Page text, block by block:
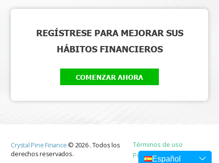
Español
REGÍSTRESE PARA MEJORAR SUS
HÁBITOS FINANCIEROS
COMENZAR AHORA
Crystal Pine Finance © 2026. Todos los
derechos reservados.
Términos de uso
Política de privacidad